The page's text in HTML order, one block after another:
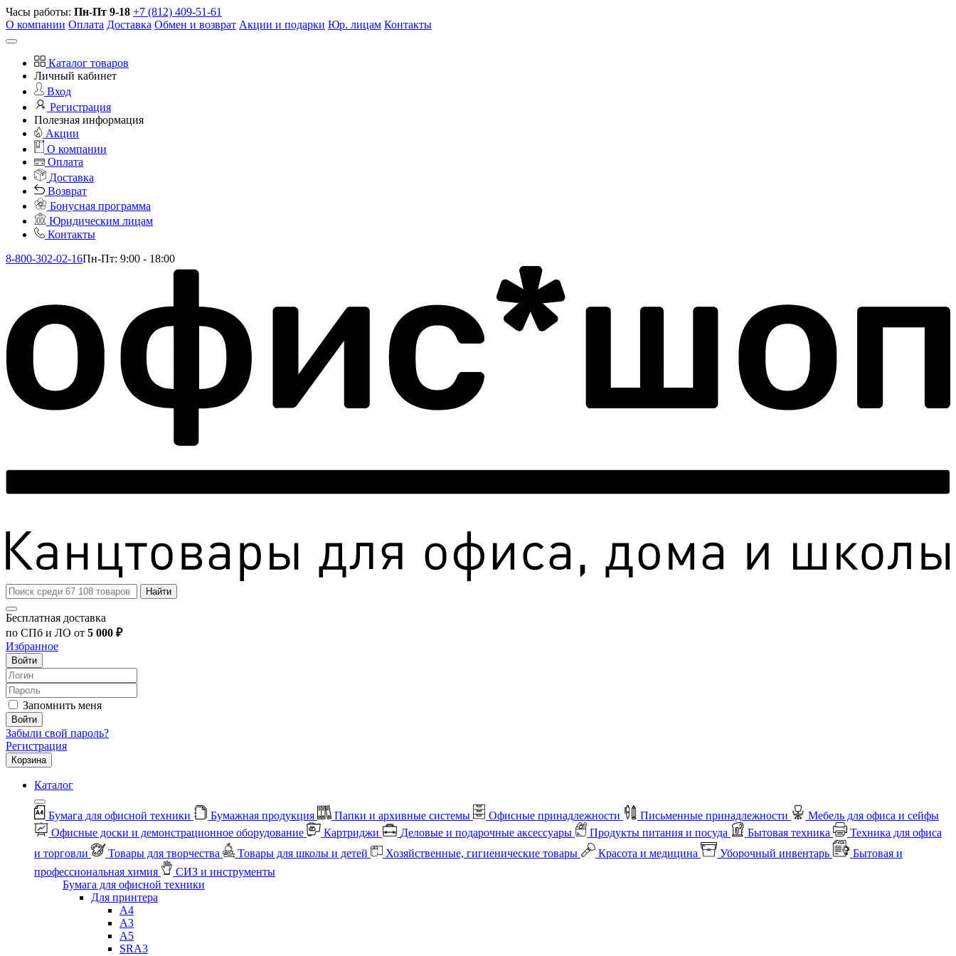
Часы работы: Пн-Пт 9-18 +7 (812) 409-51-61
О компании Оплата Доставка Обмен и возврат Акции и подарки Юр. лицам Контакты
Каталог товаров
Личный кабинет
Вход
Регистрация
Полезная информация
Акции
О компании
Оплата
Доставка
Возврат
Бонусная программа
Юридическим лицам
Контакты
8-800-302-02-16Пн-Пт: 9:00 - 18:00
Найти
Бесплатная доставка
по СПб и ЛО от 5 000 ₽
Избранное
Войти
Запомнить меня
Войти
Забыли свой пароль?
Регистрация
Корзина
Каталог
Бумага для офисной техники Бумажная продукция Папки и архивные системы Офисные принадлежности Письменные принадлежности
Мебель для офиса и сейфы
Офисные доски и демонстрационное оборудование
Картриджи Деловые и подарочные аксессуары Продукты питания и посуда Бытовая техника
Техника для офиса
и торговли
Товары для творчества Товары для школы и детей Хозяйственные, гигиенические товары Красота и медицина Уборочный инвентарь
Бытовая и
профессиональная химия
СИЗ и инструменты
Бумага для офисной техники
Для принтера
А4
А3
А5
SRA3